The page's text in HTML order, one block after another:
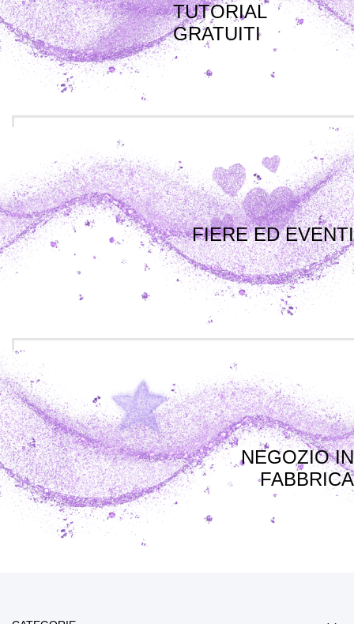
TUTORIAL
GRATUITI
FIERE ED EVENTI
NEGOZIO IN
FABBRICA